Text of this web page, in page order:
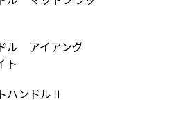
ル アイアング
ト
ハンドルⅡ